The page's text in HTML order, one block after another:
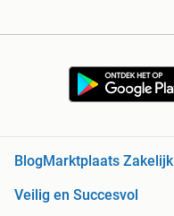
BlogMarktplaats Zakelijk
Veilig en Succesvol